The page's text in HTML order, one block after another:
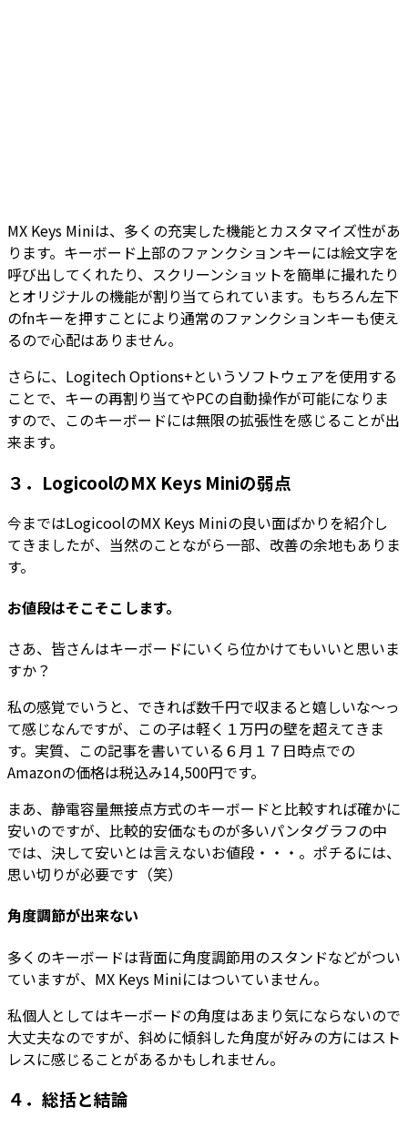
MX Keys Miniは、多くの充実した機能とカスタマイズ性があ
ります。キーボード上部のファンクションキーには絵文字を
呼び出してくれたり、スクリーンショットを簡単に撮れたり
とオリジナルの機能が割り当てられています。もちろん左下
のfnキーを押すことにより通常のファンクションキーも使え
るので心配はありません。
さらに、Logitech Options+というソフトウェアを使用する
ことで、キーの再割り当てやPCの自動操作が可能になりま
すので、このキーボードには無限の拡張性を感じることが出
来ます。
３．LogicoolのMX Keys Miniの弱点
今まではLogicoolのMX Keys Miniの良い面ばかりを紹介し
てきましたが、当然のことながら一部、改善の余地もありま
す。
お値段はそこそこします。
さあ、皆さんはキーボードにいくら位かけてもいいと思いま
すか？
私の感覚でいうと、できれば数千円で収まると嬉しいな〜っ
て感じなんですが、この子は軽く１万円の壁を超えてきま
す。実質、この記事を書いている６月１７日時点での
Amazonの価格は税込み14,500円です。
まあ、静電容量無接点方式のキーボードと比較すれば確かに
安いのですが、比較的安価なものが多いパンタグラフの中
では、決して安いとは言えないお値段・・・。ポチるには、
思い切りが必要です（笑）
角度調節が出来ない
多くのキーボードは背面に角度調節用のスタンドなどがつい
ていますが、MX Keys Miniにはついていません。
私個人としてはキーボードの角度はあまり気にならないので
大丈夫なのですが、斜めに傾斜した角度が好みの方にはスト
レスに感じることがあるかもしれません。
４．総括と結論